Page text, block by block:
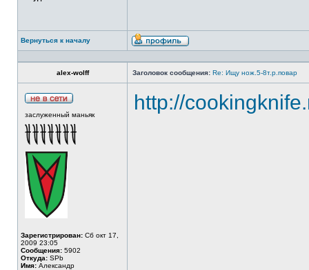
Вернуться к началу
alex-wolff Заголовок сообщения: Re: Ищу нож.5-8т.р.повар
заслуженный маньяк
Зарегистрирован: Сб окт 17,
2009 23:05
Сообщения: 5902
Откуда: SPb
Имя: Александр
http://